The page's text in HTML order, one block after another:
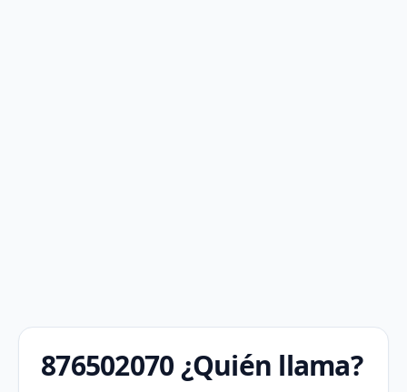
876502070 ¿Quién llama?